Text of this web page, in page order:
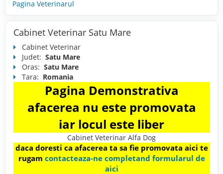
Pagina Veterinarul
Cabinet Veterinar Satu Mare
Cabinet Veterinar
Judet: Satu Mare
Oras: Satu Mare
Tara: Romania
Pagina Demonstrativa
afacerea nu este promovata
iar locul este liber
Cabinet Veterinar Alfa Dog
daca doresti ca afacerea ta sa fie promovata aici te
rugam contacteaza-ne completand formularul de
aici